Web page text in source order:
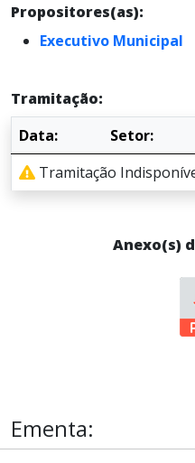
Propositores(as):
Executivo Municipal
Tramitação:
Data:
Setor:
Tramitação
Anexo(s)
Ementa: